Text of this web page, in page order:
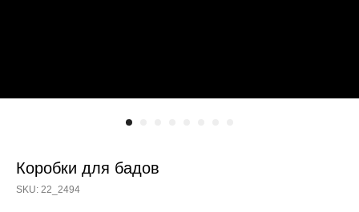
Коробки для бадов
SKU: 22_2494